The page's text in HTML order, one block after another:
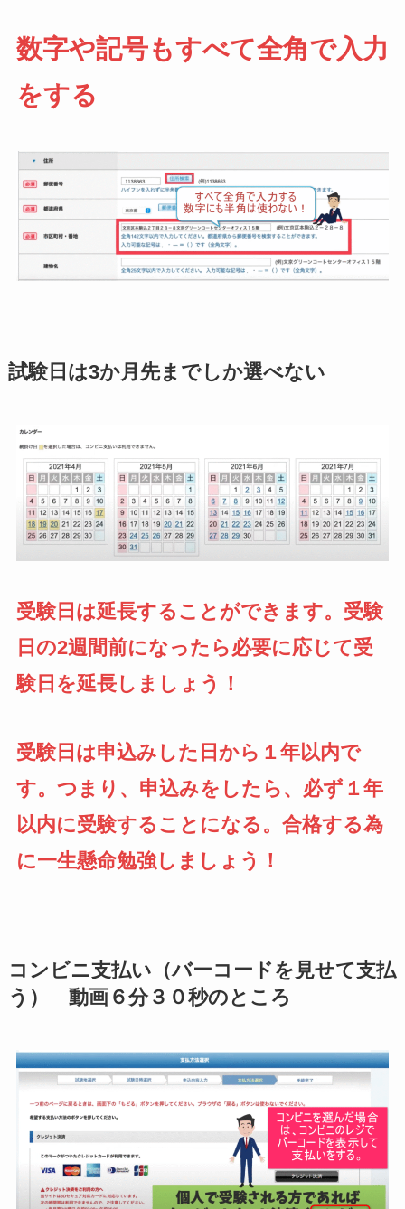
数字や記号もすべて全角で入力
をする
試験日は3か月先までしか選べない
受験日は延長することができます。受験
日の2週間前になったら必要に応じて受
験日を延長しましょう！
受験日は申込みした日から１年以内で
す。つまり、申込みをしたら、必ず１年
以内に受験することになる。合格する為
に一生懸命勉強しましょう！
コンビニ支払い（バーコードを見せて支払
う） 動画６分３０秒のところ